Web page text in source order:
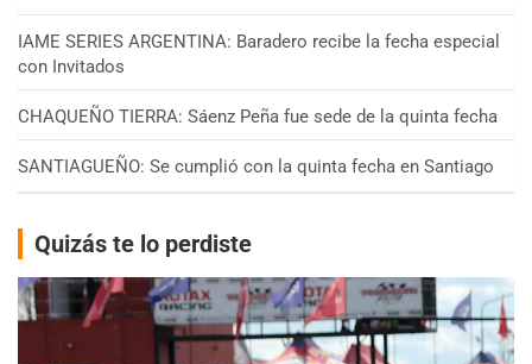
IAME SERIES ARGENTINA: Baradero recibe la fecha especial
con Invitados
CHAQUEÑO TIERRA: Sáenz Peña fue sede de la quinta fecha
SANTIAGUEÑO: Se cumplió con la quinta fecha en Santiago
Quizás te lo perdiste